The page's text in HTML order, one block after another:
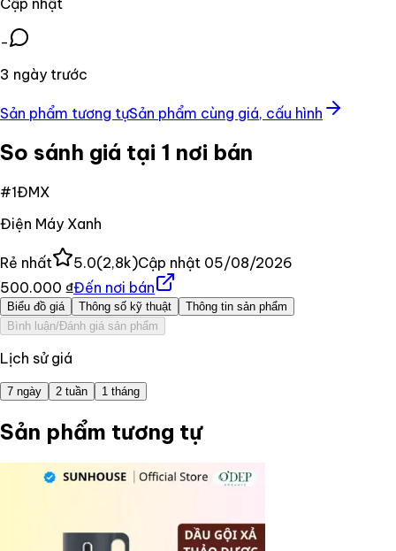
-
3 ngày trước
Sản phẩm tương tựSản phẩm cùng giá, cấu hình
So sánh giá tại 1 nơi bán
#1ĐMX
Điện Máy Xanh
Rẻ nhất 5.0(2,8k)Cập nhật 05/08/2026
500.000 ₫Đến nơi bán
Biểu đồ giá Thông số kỹ thuật
Thông tin sản phẩm
Bình luận/Đánh giá sản phẩm
Lịch sử giá
7 ngày 2 tuần 1 tháng
Sản phẩm tương tự